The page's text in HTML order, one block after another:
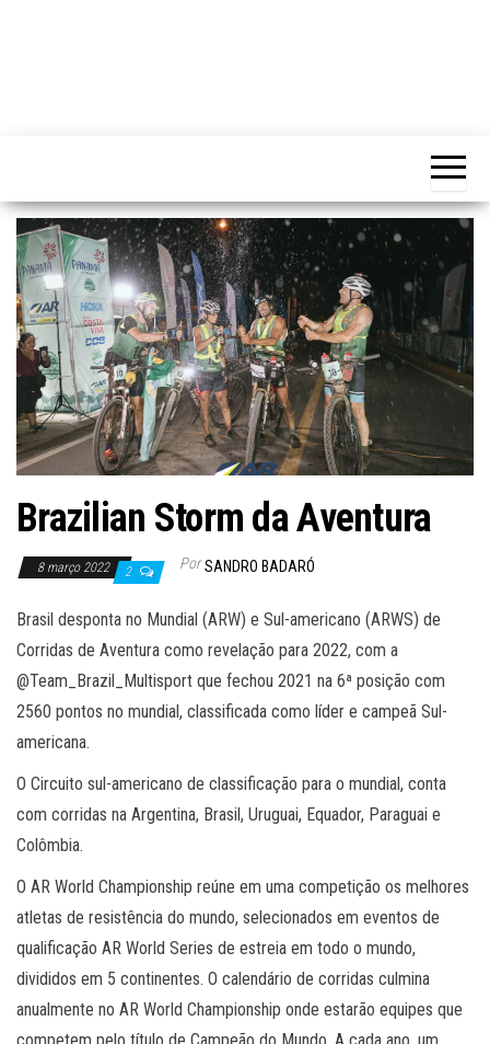
Brazilian Storm da Aventura
8 março 2022 2 Por SANDRO BADARÓ
Brasil desponta no Mundial (ARW) e Sul-americano (ARWS) de
Corridas de Aventura como revelação para 2022, com a
@Team_Brazil_Multisport que fechou 2021 na 6ª posição com
2560 pontos no mundial, classificada como líder e campeã Sul-
americana.
O Circuito sul-americano de classificação para o mundial, conta
com corridas na Argentina, Brasil, Uruguai, Equador, Paraguai e
Colômbia.
O AR World Championship reúne em uma competição os melhores
atletas de resistência do mundo, selecionados em eventos de
qualificação AR World Series de estreia em todo o mundo,
divididos em 5 continentes. O calendário de corridas culmina
anualmente no AR World Championship onde estarão equipes que